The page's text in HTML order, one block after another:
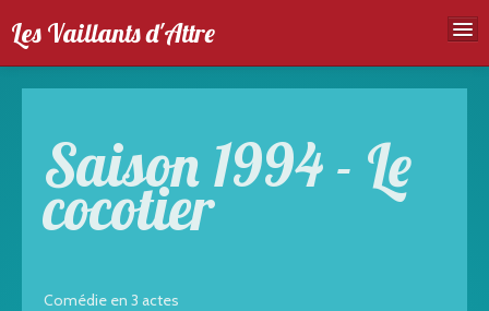
Les Vaillants d'Attre
Spectales
Agenda
Saison 1994 - Le
cocotier
Comédie en 3 actes